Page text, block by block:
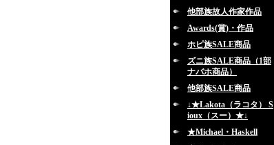
他部族故人作家作品
Awards(賞)・作品
ホピ族SALE商品
ズニ族SALE商品（1部
ナバホ商品）
他部族SALE商品
↓★Lakota（ラコタ） S
ioux（スー）★↓
★Michael・Haskell